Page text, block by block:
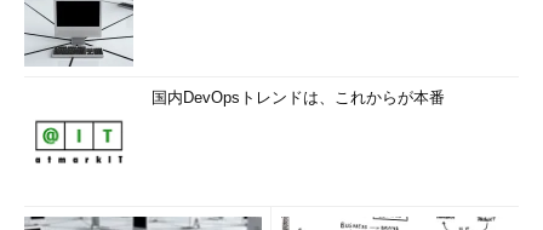
国内DevOpsトレンドは、これからが本番